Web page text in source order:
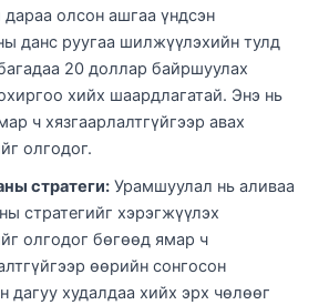
дараа олсон ашгаа үндсэн
данс руугаа шилжүүлэхийн тулд
20 доллар байршуулах
хийх шаардлагатай. Энэ нь
ч хязгаарлалтгүйгээр авах
олгодог.
стратеги:Урамшуулал нь аливаа
стратегийг хэрэгжүүлэх
олгодог бөгөөд ямар ч
өөрийн сонгосон
дагуу худалдаа хийх эрх чөлөөг